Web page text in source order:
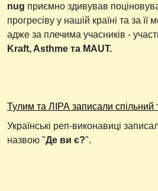
nug приємно здивував
прогресіву у нашій країні та за
адже за плечима учасників -
Kraft, Asthme та MAUT.
Тулим та ЛІРА записали спільний
Українські реп-виконавиці
назвою "Де ви є?".